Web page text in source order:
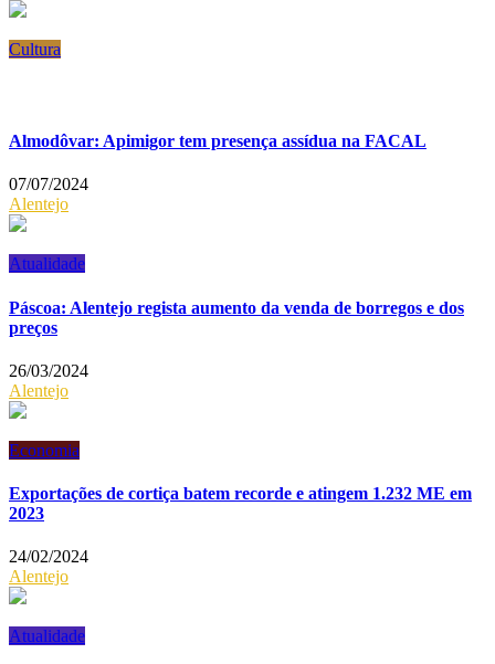
Cultura
Almodôvar: Apimigor tem presença assídua na FACAL
07/07/2024
Alentejo
Atualidade
Páscoa: Alentejo regista aumento da venda de borregos e dos
preços
26/03/2024
Alentejo
Economia
Exportações de cortiça batem recorde e atingem 1.232 ME em
2023
24/02/2024
Alentejo
Atualidade